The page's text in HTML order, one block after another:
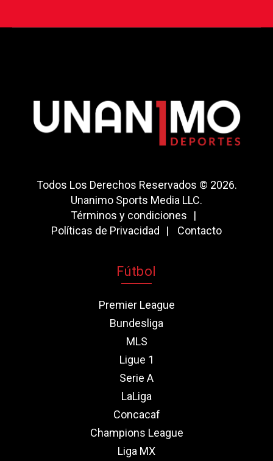
Todos Los Derechos Reservados © 2026.
Unanimo Sports Media LLC.
Términos y condiciones
Políticas de Privacidad
Contacto
Fútbol
Premier League
Bundesliga
MLS
Ligue 1
Serie A
LaLiga
Concacaf
Champions League
Liga MX